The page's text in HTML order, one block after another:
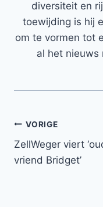
diversiteit en
toewijding is hij
om te vormen tot
al het nieuws
Bericht
navigatie
VORIGE
ZellWeger viert
vriend Bridget’